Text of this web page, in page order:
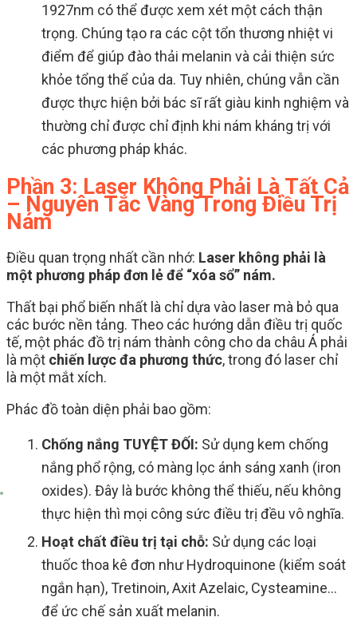
1927nm có thể được xem xét một cách thận
trọng. Chúng tạo ra các cột tổn thương nhiệt vi
điểm để giúp đào thải melanin và cải thiện sức
khỏe tổng thể của da. Tuy nhiên, chúng vẫn cần
được thực hiện bởi bác sĩ rất giàu kinh nghiệm và
thường chỉ được chỉ định khi nám kháng trị với
các phương pháp khác.
Phần 3: Laser Không Phải Là Tất Cả
– Nguyên Tắc Vàng Trong Điều Trị
Nám
Điều quan trọng nhất cần nhớ: Laser không phải là
một phương pháp đơn lẻ để “xóa sổ” nám.
Thất bại phổ biến nhất là chỉ dựa vào laser mà bỏ qua
các bước nền tảng. Theo các hướng dẫn điều trị quốc
tế, một phác đồ trị nám thành công cho da châu Á phải
là một chiến lược đa phương thức, trong đó laser chỉ
là một mắt xích.
Phác đồ toàn diện phải bao gồm:
Chống nắng TUYỆT ĐỐI: Sử dụng kem chống
nắng phổ rộng, có màng lọc ánh sáng xanh (iron
oxides). Đây là bước không thể thiếu, nếu không
thực hiện thì mọi công sức điều trị đều vô nghĩa.
Hoạt chất điều trị tại chỗ: Sử dụng các loại
thuốc thoa kê đơn như Hydroquinone (kiểm soát
ngắn hạn), Tretinoin, Axit Azelaic, Cysteamine…
để ức chế sản xuất melanin.